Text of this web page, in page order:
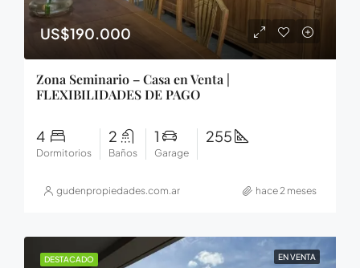
US$190.000
Zona Seminario – Casa en Venta |
FLEXIBILIDADES DE PAGO
4
Dormitorios
2
Baños
1
Garage
255
gudenpropiedades.com.ar hace 2 meses
DESTACADO EN VENTA